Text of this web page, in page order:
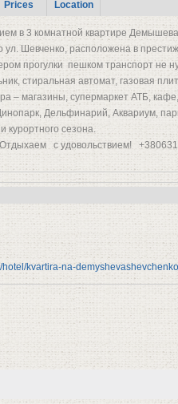
Prices Location
в 3 комнатной квартире
ул. Шевченко, расположена в
прогулки пешком транспорт не
стиральная автомат, газовая
– магазины, супермаркет АТБ,
Дельфинарий, Аквариум,
курортного сезона.
с удовольствием!
hotel/kvartira-na-